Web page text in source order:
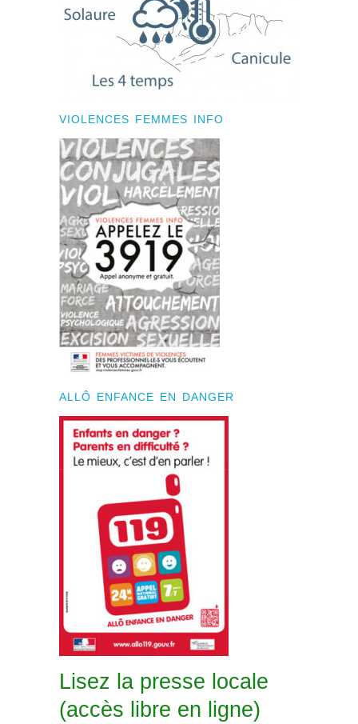
VIOLENCES FEMMES INFO
ALLÔ ENFANCE EN DANGER
Lisez la presse locale
(accès libre en ligne)